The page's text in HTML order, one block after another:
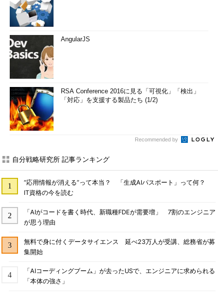
AngularJS
RSA Conference 2016に見る「可視化」「検出」
「対応」を支援する製品たち (1/2)
Recommended by
自分戦略研究所 記事ランキング
“応用情報が消える”って本当？ 「生成AIパスポート」って何？
IT資格の今を読む
「AIがコードを書く時代、新職種FDEが需要増」 7割のエンジニア
が思う理由
無料で身に付くデータサイエンス 延べ23万人が受講、総務省が募
集開始
「AIコーディングブーム」が去ったUSで、エンジニアに求められる
「本体の強さ」